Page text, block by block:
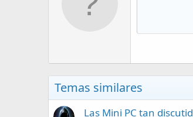
Temas similares
Las Mini PC tan